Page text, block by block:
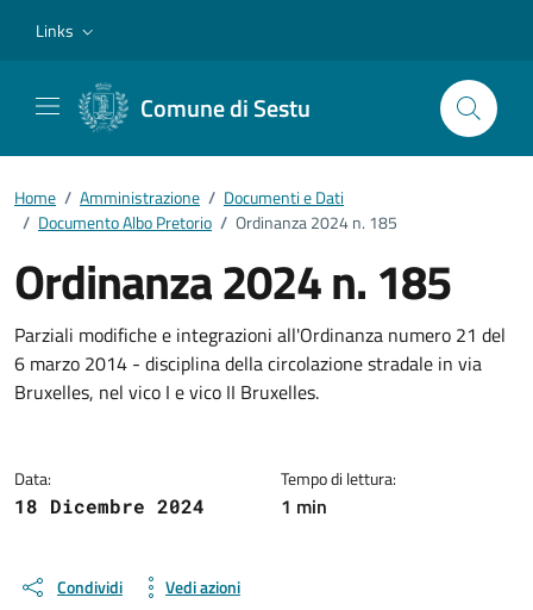
Links
Comune di Sestu
Home / Amministrazione / Documenti e Dati
/ Documento Albo Pretorio / Ordinanza 2024 n. 185
Ordinanza 2024 n. 185
Dettagli del documento
Parziali modifiche e integrazioni all'Ordinanza numero 21 del
6 marzo 2014 - disciplina della circolazione stradale in via
Bruxelles, nel vico I e vico II Bruxelles.
Data:
18 Dicembre 2024
Tempo di lettura:
1 min
Condividi Vedi azioni